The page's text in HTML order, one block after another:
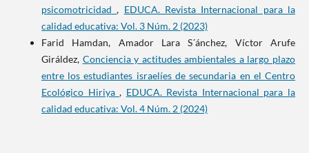
psicomotricidad, EDUCA. Revista Internacional para la
calidad educativa: Vol. 3 Núm. 2 (2023)
Farid Hamdan, Amador Lara S´ánchez, Víctor Arufe
Giráldez, Conciencia y actitudes ambientales a largo plazo
entre los estudiantes israelíes de secundaria en el Centro
Ecológico Hiriya, EDUCA. Revista Internacional para la
calidad educativa: Vol. 4 Núm. 2 (2024)